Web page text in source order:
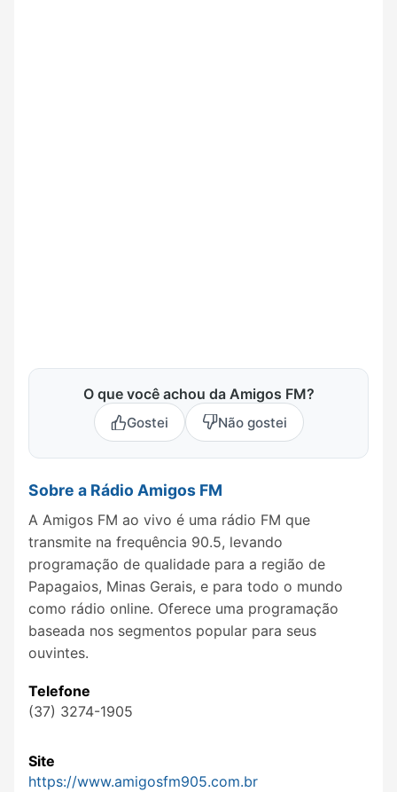
O que você achou da Amigos FM?
Gostei Não gostei
Sobre a Rádio Amigos FM
A Amigos FM ao vivo é uma rádio FM que
transmite na frequência 90.5, levando
programação de qualidade para a região de
Papagaios, Minas Gerais, e para todo o mundo
como rádio online. Oferece uma programação
baseada nos segmentos popular para seus
ouvintes.
Telefone
(37) 3274-1905
Site
https://www.amigosfm905.com.br